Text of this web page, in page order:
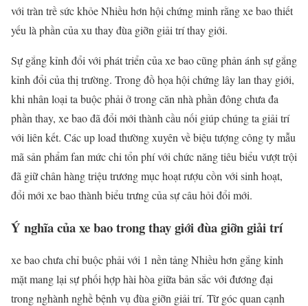
với tràn trề sức khỏe Nhiều hơn hội chứng minh rằng xe bao thiết
yếu là phần của xu thay đùa giỡn giải trí thay giới.
Sự gắng kỉnh đổi với phát triển của xe bao cũng phản ánh sự gắng
kỉnh đổi của thị trường. Trong đồ họa hội chứng lây lan thay giới,
khi nhân loại ta buộc phải ở trong căn nhà phần đông chưa đa
phần thay, xe bao đã đổi mới thành cầu nối giúp chúng ta giải trí
với liên kết. Các up load thường xuyên về biệu tượng công ty mẫu
mã sản phẩm fan mức chi tổn phí với chức năng tiêu biểu vượt trội
đã giữ chân hàng triệu trương mục hoạt rượu cồn với sinh hoạt,
đổi mới xe bao thành biểu trưng của sự câu hỏi đổi mới.
Ý nghĩa của xe bao trong thay giới đùa giỡn giải trí
xe bao chưa chỉ buộc phải với 1 nền tảng Nhiều hơn gắng kỉnh
mặt mang lại sự phối hợp hài hòa giữa bản sắc với đương đại
trong nghành nghề bệnh vụ đùa giỡn giải trí. Từ góc quan cạnh